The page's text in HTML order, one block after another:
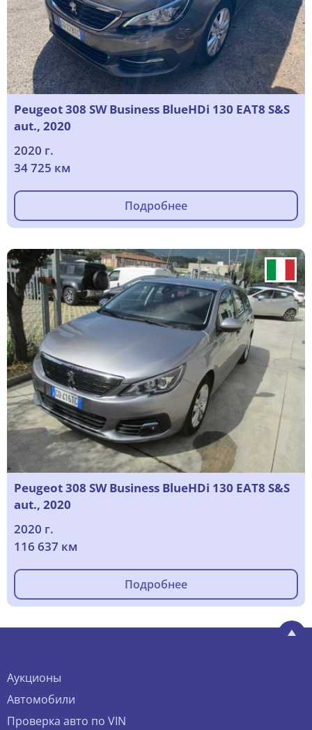
Peugeot 308 SW Business BlueHDi 130 EAT8 S&S
aut., 2020
2020 г.
34 725 км
Подробнее
Peugeot 308 SW Business BlueHDi 130 EAT8 S&S
aut., 2020
2020 г.
116 637 км
Подробнее
Аукционы
Автомобили
Проверка авто по VIN